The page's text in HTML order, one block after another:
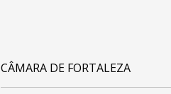
CÂMARA DE FORTALEZA